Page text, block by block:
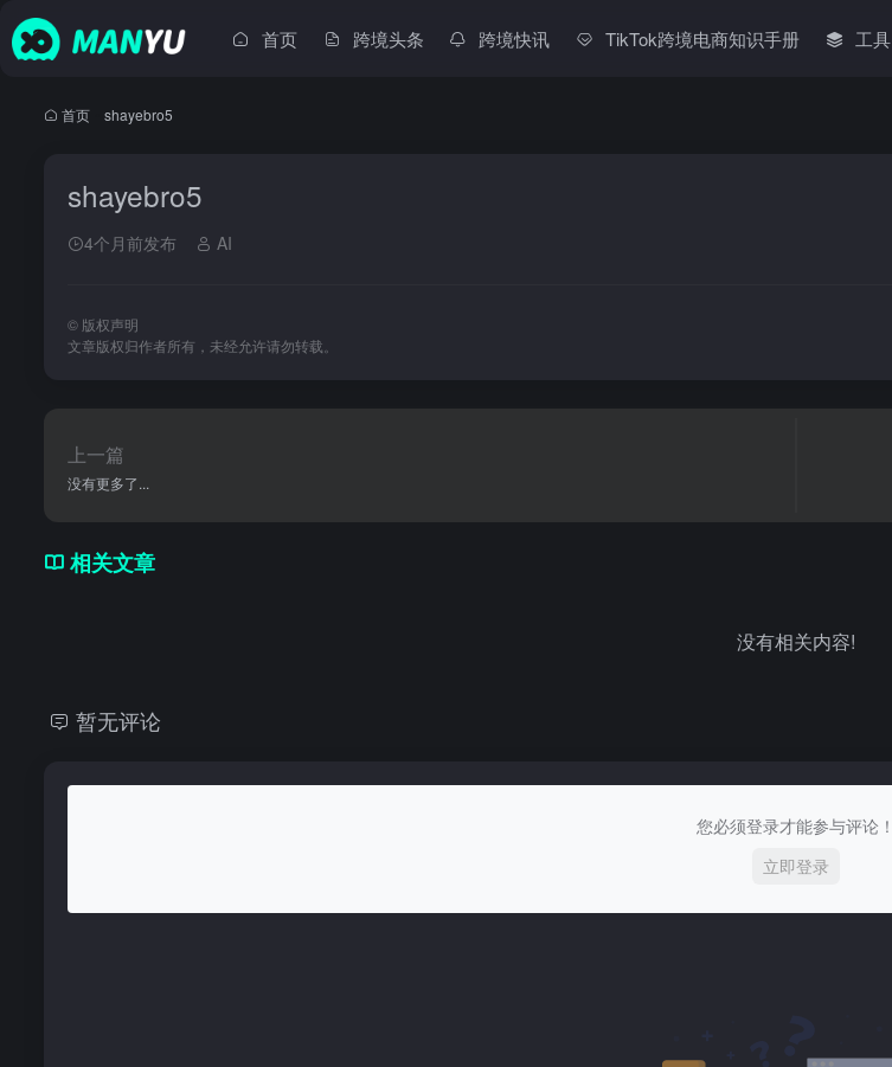
首页 跨境头条 跨境快讯 TikTok跨境电商知识手册 工具
首页 shayebro5
shayebro5
4个月前发布 AI
© 版权声明
文章版权归作者所有，未经允许请勿转载。
上一篇
没有更多了...
相关文章
没有相关内容!
暂无评论
您必须登录才能参与评论！
立即登录